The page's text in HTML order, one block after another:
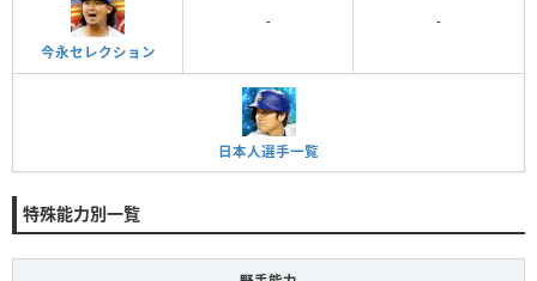
今永セレクション
- -
日本人選手一覧
特殊能力別一覧